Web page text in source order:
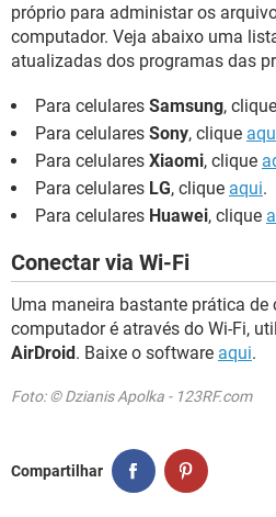
próprio para administar os
computador. Veja abaixo uma
atualizadas dos programas das
Para celulares Samsung, clique
Para celulares Sony, clique
Para celulares Xiaomi, clique
Para celulares LG, clique aqui.
Para celulares Huawei, clique
Conectar via Wi-Fi
Uma maneira bastante prática de
computador é através do Wi-Fi,
AirDroid. Baixe o software aqui.
Foto: © Dzianis Apolka - 123RF.com
Compartilhar